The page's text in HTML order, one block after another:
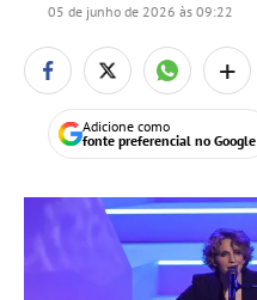
05 de junho de 2026 às 09:22
+
Adicione como
fonte preferencial no Google